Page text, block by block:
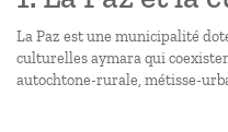
La Paz est une municipalité
culturelles aymara qui
autochtone-rurale, métisse-